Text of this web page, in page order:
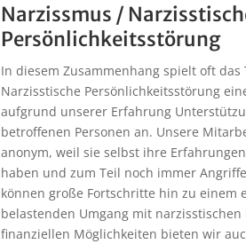
Narzissmus /
Persönlichkeitsstörung
In diesem Zusammenhang spielt oft das
Narzisstische Persönlichkeitsstörung
aufgrund unserer Erfahrung
betroffenen Personen an. Unsere
anonym, weil sie selbst ihre
haben und zum Teil noch immer
können große Fortschritte hin zu einem
belastenden Umgang mit
finanziellen Möglichkeiten bieten wir